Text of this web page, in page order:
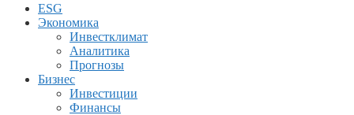
ESG
Экономика
Инвестклимат
Аналитика
Прогнозы
Бизнес
Инвестиции
Финансы